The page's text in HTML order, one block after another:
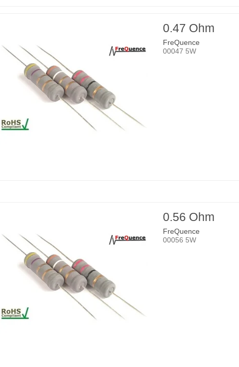
0.47 Ohm
FreQuence
00047 5W
0.56 Ohm
FreQuence
00056 5W